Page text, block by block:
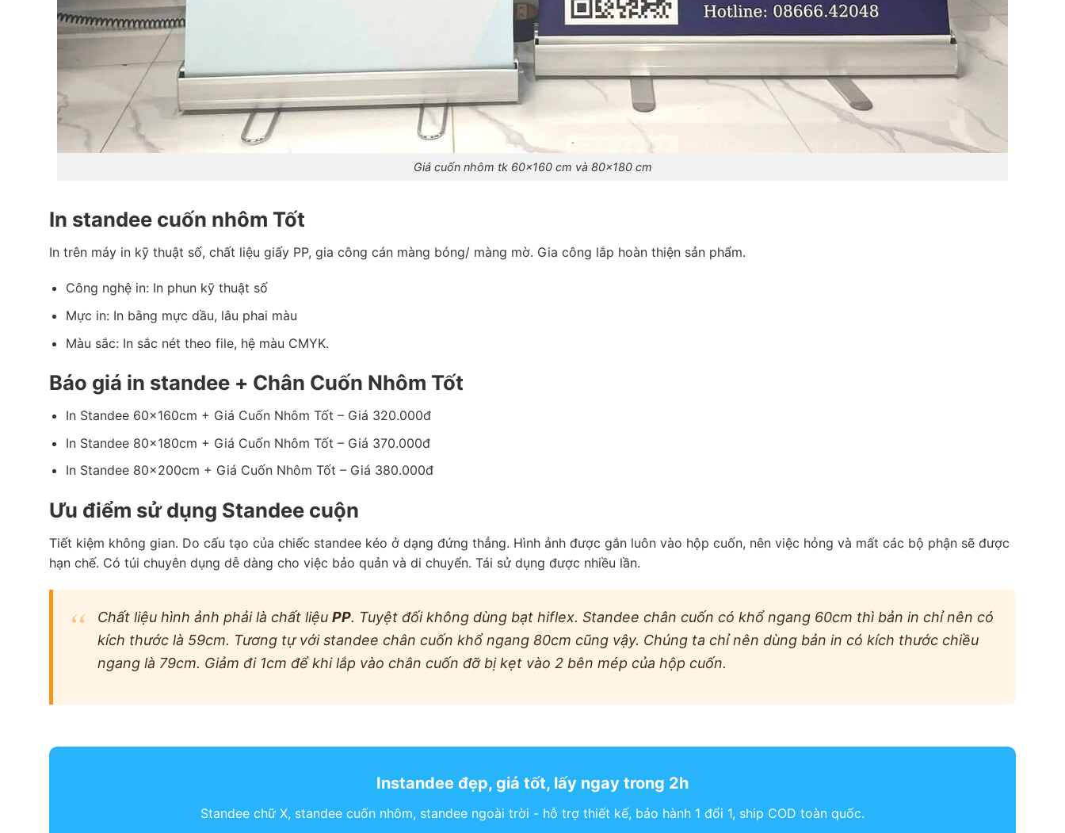
Giá cuốn nhôm tk 60×160 cm và 80×180 cm
In standee cuốn nhôm Tốt
In trên máy in kỹ thuật số, chất liệu giấy PP, gia công cán màng bóng/ màng mờ. Gia công lắp hoàn thiện sản phẩm.
Công nghệ in: In phun kỹ thuật số
Mực in: In bằng mực dầu, lâu phai màu
Màu sắc: In sắc nét theo file, hệ màu CMYK.
Báo giá in standee + Chân Cuốn Nhôm Tốt
In Standee 60x160cm + Giá Cuốn Nhôm Tốt – Giá 320.000đ
In Standee 80x180cm + Giá Cuốn Nhôm Tốt – Giá 370.000đ
In Standee 80x200cm + Giá Cuốn Nhôm Tốt – Giá 380.000đ
Ưu điểm sử dụng Standee cuộn
Tiết kiệm không gian. Do cấu tạo của chiếc standee kéo ở dạng đứng thẳng. Hình ảnh được gắn luôn vào hộp cuốn, nên việc hỏng và mất các bộ phận sẽ được
hạn chế. Có túi chuyên dụng dễ dàng cho việc bảo quản và di chuyển. Tái sử dụng được nhiều lần.
Chất liệu hình ảnh phải là chất liệu PP. Tuyệt đối không dùng bạt hiflex. Standee chân cuốn có khổ ngang 60cm thì bản in chỉ nên có
kích thước là 59cm. Tương tự với standee chân cuốn khổ ngang 80cm cũng vậy. Chúng ta chỉ nên dùng bản in có kích thước chiều
ngang là 79cm. Giảm đi 1cm để khi lắp vào chân cuốn đỡ bị kẹt vào 2 bên mép của hộp cuốn.
Instandee đẹp, giá tốt, lấy ngay trong 2h
Standee chữ X, standee cuốn nhôm, standee ngoài trời - hỗ trợ thiết kế, bảo hành 1 đổi 1, ship COD toàn quốc.